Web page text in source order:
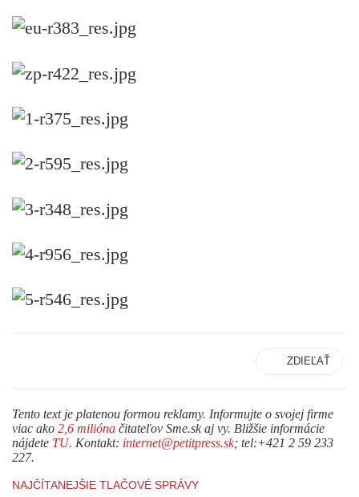
ZDIEĽAŤ
Tento text je platenou formou reklamy. Informujte o svojej firme
viac ako 2,6 milióna čitateľov Sme.sk aj vy. Bližšie informácie
nájdete TU. Kontakt: internet@petitpress.sk; tel:+421 2 59 233
227.
NAJČÍTANEJŠIE TLAČOVÉ SPRÁVY